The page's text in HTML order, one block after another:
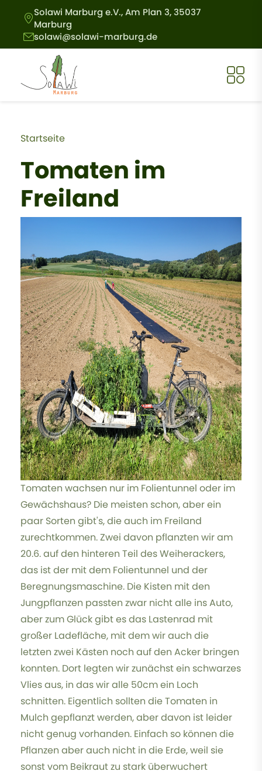
Direkt zum Inhalt
Solawi Marburg e.V., Am Plan 3, 35037
Marburg
solawi@solawi-marburg.de
Pfadnavigation
Startseite
Tomaten im
Freiland
Tomaten wachsen nur im Folientunnel oder im
Gewächshaus? Die meisten schon, aber ein
paar Sorten gibt's, die auch im Freiland
zurechtkommen. Zwei davon pflanzten wir am
20.6. auf den hinteren Teil des Weiherackers,
das ist der mit dem Folientunnel und der
Beregnungsmaschine. Die Kisten mit den
Jungpflanzen passten zwar nicht alle ins Auto,
aber zum Glück gibt es das Lastenrad mit
großer Ladefläche, mit dem wir auch die
letzten zwei Kästen noch auf den Acker bringen
konnten. Dort legten wir zunächst ein schwarzes
Vlies aus, in das wir alle 50cm ein Loch
schnitten. Eigentlich sollten die Tomaten in
Mulch gepflanzt werden, aber davon ist leider
nicht genug vorhanden. Einfach so können die
Pflanzen aber auch nicht in die Erde, weil sie
sonst vom Beikraut zu stark überwuchert